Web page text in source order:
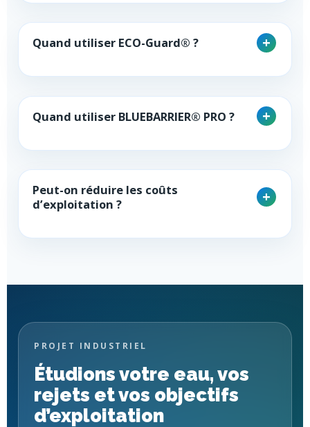
Quand utiliser ECO-Guard® ?
Quand utiliser BLUEBARRIER® PRO ?
Peut-on réduire les coûts
d’exploitation ?
PROJET INDUSTRIEL
Étudions votre eau, vos
rejets et vos objectifs
d’exploitation